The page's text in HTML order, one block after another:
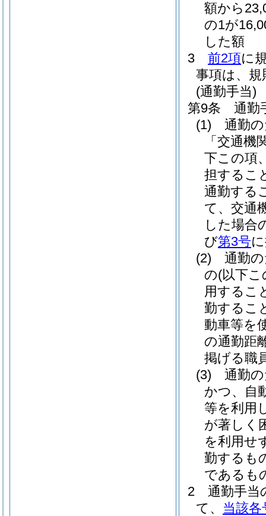
額から
の1が
した額
3
前2項に
事項は、
(通勤手当)
第9条
通勤
(1)
通勤
「交通機
下この項
担するこ
通勤する
て、交通
した場合
び第3号
(2)
通勤
の(以下こ
用するこ
勤するこ
動車等を
の通勤距
掲げる職
(3)
通勤
かつ、自
等を利用
が著しく
を利用せ
勤するも
であるも
2
通勤手当
て、 当該各